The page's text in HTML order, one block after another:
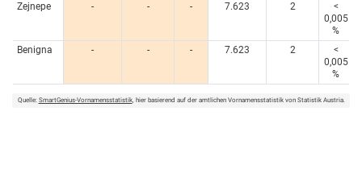
Zejnepe
- - - 7.623 2
<
0,005
%
Benigna
- - - 7.623 2
<
0,005
%
Quelle: SmartGenius-Vornamensstatistik, hier basierend auf der amtlichen Vornamensstatistik von Statistik Austria.